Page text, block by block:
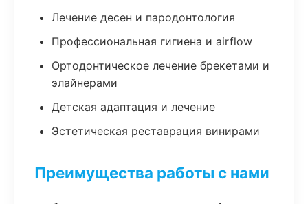
Лечение десен и пародонтология
Профессиональная гигиена и airflow
Ортодонтическое лечение брекетами и
элайнерами
Детская адаптация и лечение
Эстетическая реставрация винирами
Преимущества работы с нами